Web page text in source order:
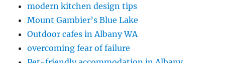
modern kitchen design tips
Mount Gambier’s Blue Lake
Outdoor cafes in Albany WA
overcoming fear of failure